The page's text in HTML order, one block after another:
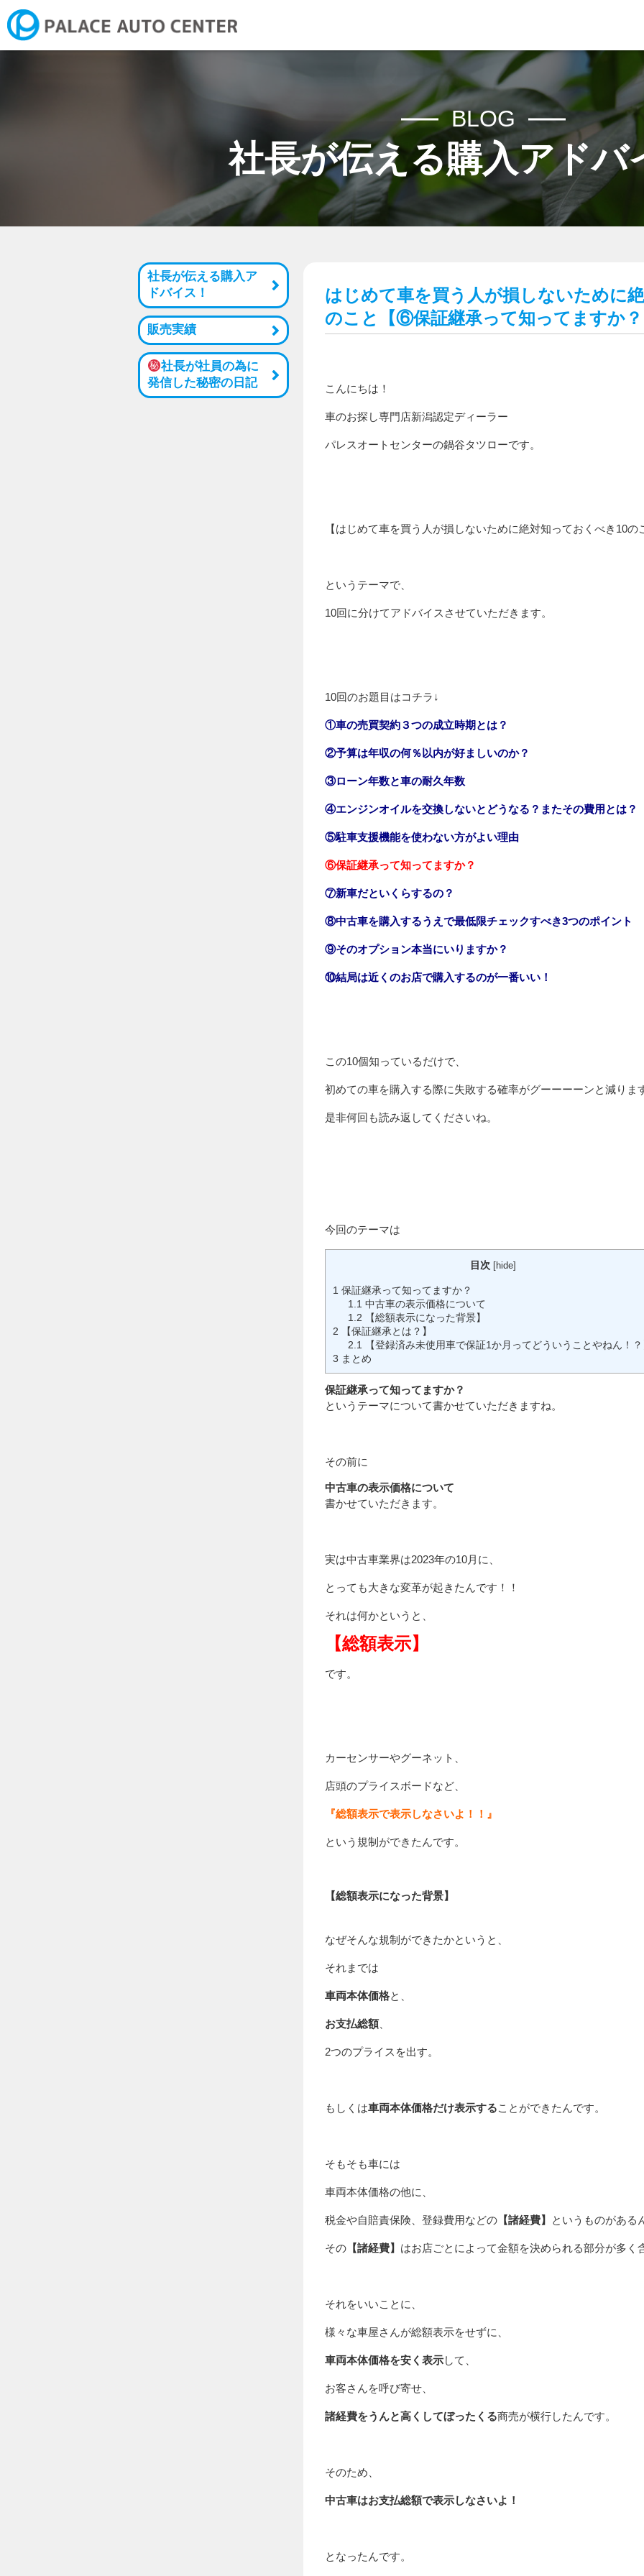
新潟市にお住まいの方へ ご希望の中古車を日本全国からお探しします！お探し専門店認定ディ
COMPANY
CARS
NEWS
ADVICE
RECRUIT
BLOG
社長が伝える購入アドバ
社長が伝える購入ア
ドバイス！
販売実績
社長が社員の為に
発信した秘密の日記
はじめて車を買う人が損しないために
のこと【⑥保証継承って知ってますか
こんにちは！
車のお探し専門店新潟認定ディーラー
パレスオートセンターの鍋谷タツローです。
【はじめて車を買う人が損しないために絶対知っておくべき10の
というテーマで、
10回に分けてアドバイスさせていただきます。
10回のお題目はコチラ↓
①車の売買契約３つの成立時期とは？
②予算は年収の何％以内が好ましいのか？
③ローン年数と車の耐久年数
④エンジンオイルを交換しないとどうなる？またその費用とは？
⑤駐車支援機能を使わない方がよい理由
⑥保証継承って知ってますか？
⑦新車だといくらするの？
⑧中古車を購入するうえで最低限チェックすべき3つのポイント
⑨そのオプション本当にいりますか？
⑩結局は近くのお店で購入するのが一番いい！
この10個知っているだけで、
初めての車を購入する際に失敗する確率がグーーーーンと減りま
是非何回も読み返してくださいね。
今回のテーマは
目次 [hide]
1 保証継承って知ってますか？
1.1 中古車の表示価格について
1.2 【総額表示になった背景】
2 【保証継承とは？】
2.1 【登録済み未使用車で保証1か月ってどういうことやねん！
3 まとめ
保証継承って知ってますか？
というテーマについて書かせていただきますね。
その前に
中古車の表示価格について
書かせていただきます。
実は中古車業界は2023年の10月に、
とっても大きな変革が起きたんです！！
それは何かというと、
【総額表示】
です。
カーセンサーやグーネット、
店頭のプライスボードなど、
『総額表示で表示しなさいよ！！』
という規制ができたんです。
【総額表示になった背景】
なぜそんな規制ができたかというと、
それまでは
車両本体価格と、
お支払総額、
2つのプライスを出す。
もしくは車両本体価格だけ表示することができたんです。
そもそも車には
車両本体価格の他に、
税金や自賠責保険、登録費用などの 【諸経費】 というものがある
その 【諸経費】 はお店ごとによって金額を決められる部分が多く
それをいいことに、
様々な車屋さんが総額表示をせずに、
車両本体価格を安く表示して、
お客さんを呼び寄せ、
諸経費をうんと高くしてぼったくる商売が横行したんです。
そのため、
中古車はお支払総額で表示しなさいよ！
となったんです。